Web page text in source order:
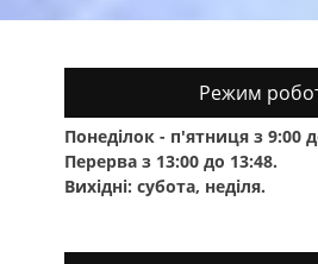
Режим
Понеділок - п'ятниця з 9:00
Перерва з 13:00 до 13:48.
Вихідні: субота, неділя.